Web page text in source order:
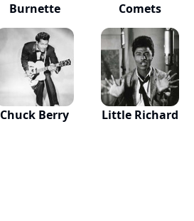
Burnette
Comets
Chuck Berry Little Richard